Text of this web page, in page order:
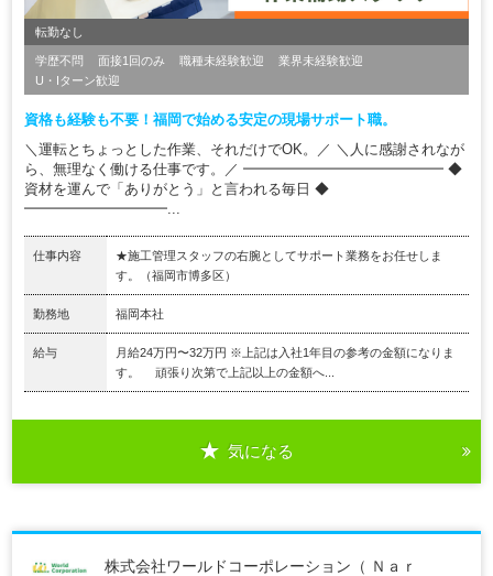
転勤なし
学歴不問 面接1回のみ 職種未経験歓迎
業界未経験歓迎
U・Iターン歓迎
資格も経験も不要！福岡で始める安定の現場サポート職。
＼運転とちょっとした作業、それだけでOK。／ ＼人に感謝されなが
ら、無理なく働ける仕事です。／ ━━━━━━━━━━━━━━ ◆
資材を運んで「ありがとう」と言われる毎日 ◆
━━━━━━━━━━...
仕事内容
★施工管理スタッフの右腕としてサポート業務をお任せしま
す。（福岡市博多区）
勤務地 福岡本社
給与
月給24万円〜32万円 ※上記は入社1年目の参考の金額になりま
す。 頑張り次第で上記以上の金額へ...
気になる
株式会社ワールドコーポレーション（ Ｎａｒ